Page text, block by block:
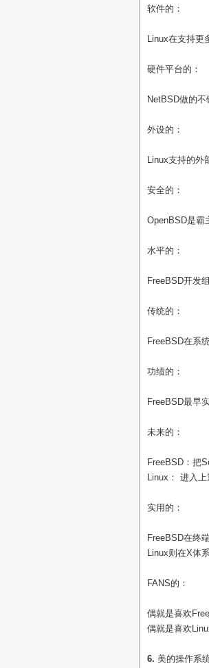
软件的：
Linux在支持更
硬件平台的：
NetBSD做的
外设的：
Linux支持的外
安全的：
OpenBSD是霸
水平的：
FreeBSD开发
传统的：
FreeBSD在系
功绩的：
FreeBSD最早
未来的：
FreeBSD：把
Linux： 进入
实用的：
FreeBSD在终
Linux则在X体
FANS的：
偶就是喜欢
偶就是喜欢
6. 美的操作系